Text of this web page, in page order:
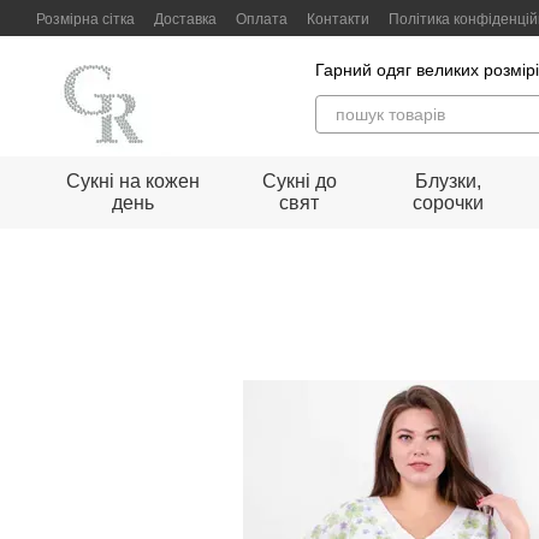
Перейти до основного контенту
Розмірна сітка Доставка Оплата Контакти Політика
Гарний одяг великих
Сукні на кожен
день
Сукні до
свят
Блузки,
сорочки